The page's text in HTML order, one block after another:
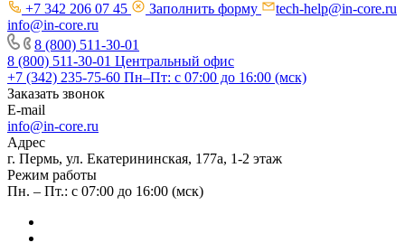
+7 342 206 07 45 Заполнить форму
tech-help@in-core.ru
info@in-core.ru
8 (800) 511-30-01
8 (800) 511-30-01 Центральный офис
+7 (342) 235-75-60 Пн–Пт: с 07:00 до 16:00 (мск)
Заказать звонок
E-mail
info@in-core.ru
Адрес
г. Пермь, ул. ​Екатерининская, 177а, ​1-2 этаж
Режим работы
Пн. – Пт.: с 07:00 до 16:00 (мск)